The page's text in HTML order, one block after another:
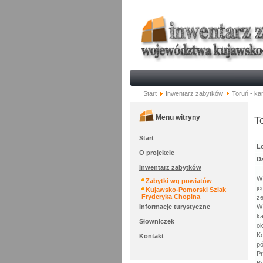
Start Inwentarz zabytków Toruń -
Menu witryny
Start
O projekcie
Inwentarz zabytków
Zabytki wg powiatów
Kujawsko-Pomorski Szlak
Fryderyka Chopina
Informacje turystyczne
Słowniczek
Kontakt